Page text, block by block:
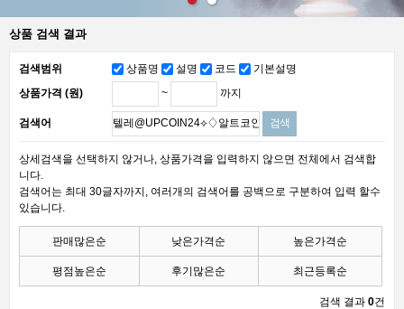
상품 검색 결과
검색범위 상품명 설명 코드
기본설명
상품가격 (원)
~ 까지
검색어
상세검색을 선택하지 않거나, 상품가격을 입력하지 않으면 전체에서 검색합
니다.
검색어는 최대 30글자까지, 여러개의 검색어를 공백으로 구분하여 입력 할수
있습니다.
판매많은순 낮은가격순 높은가격순
평점높은순 후기많은순 최근등록순
검색 결과 0건